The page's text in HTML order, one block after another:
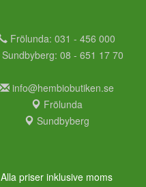
Frölunda: 031 - 456 000
Sundbyberg: 08 - 651 17 70
info@hembiobutiken.se
Frölunda
Sundbyberg
Alla priser inklusive moms